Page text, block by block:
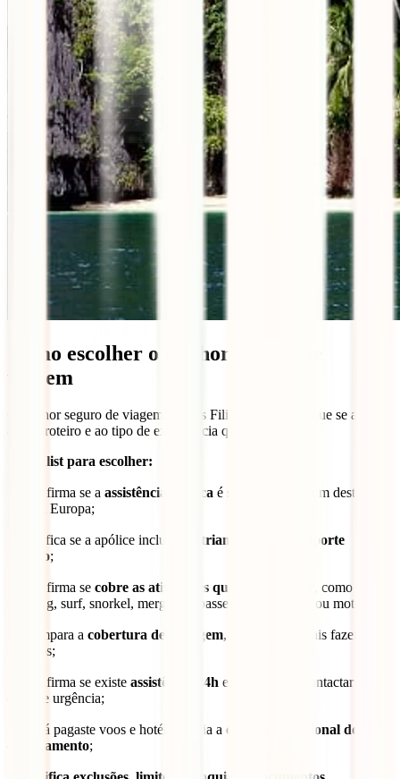
Como escolher o melhor seguro de
viagem
O melhor seguro de viagem para as Filipinas é aquele que se adapta
ao teu roteiro e ao tipo de experiência que vais fazer.
Checklist para escolher:
✔ Confirma se a assistência médica é suficiente para um destino
fora da Europa;
✔ Verifica se a apólice inclui repatriamento
transporte
médico;
✔ Confirma se cobre as atividades que vais praticar
, como
trekking, surf, snorkel, mergulho, passeios de bicicleta ou mota;
✔ Compara a cobertura de bagagem, sobretudo se vais fazer voos
internos;
✔ Confirma se existe assistência 24h e como deves contactar em
caso de urgência;
✔ Se já pagaste voos e hotéis, avalia a cobertura opcional de
cancelamento;